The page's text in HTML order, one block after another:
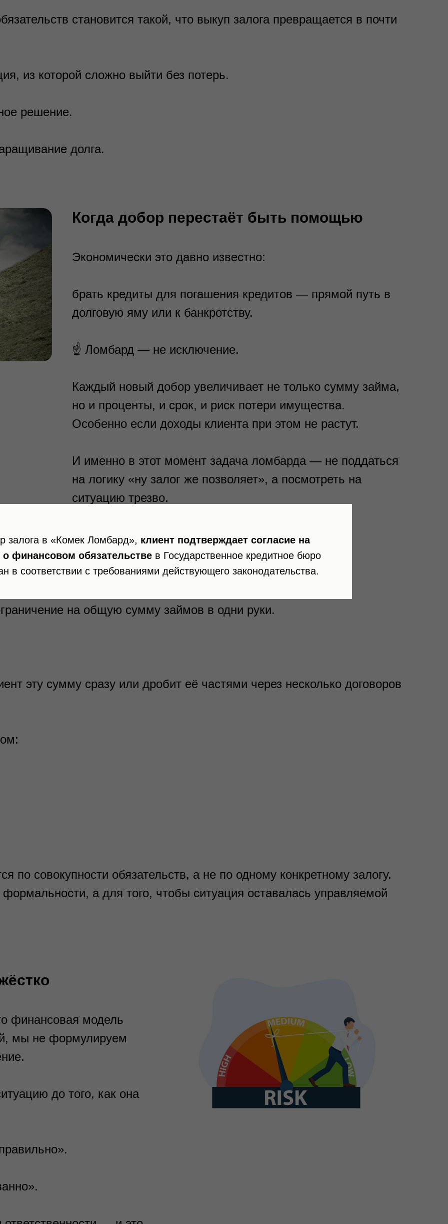
залога в «Комек Ломбард», клиент подтверждает согласие на
о финансовом обязательствев Государственное кредитное бюро
в соответствии с требованиями действующего законодательства.
становится такой, что выкуп залога превращается в почти
из которой сложно выйти без потерь.
решение.
долга.
Когда добор перестаёт быть помощью
Экономически это давно известно:
брать кредиты для погашения кредитов — прямой путь в
долговую яму или к банкротству.
☝️ Ломбард — не исключение.
Каждый новый добор увеличивает не только сумму займа,
но и проценты, и срок, и риск потери имущества.
Особенно если доходы клиента при этом не растут.
И именно в этот момент задача ломбарда — не поддаться
на логику «ну залог же позволяет», а посмотреть на
ситуацию трезво.
одни руки — осознанное правило
на общую сумму займов в одни руки.
эту сумму сразу или дробит её частями через несколько договоров
по совокупности обязательств, а не по одному конкретному залогу.
а для того, чтобы ситуация оставалась управляемой
финансовая модель
мы не формулируем
до того, как она